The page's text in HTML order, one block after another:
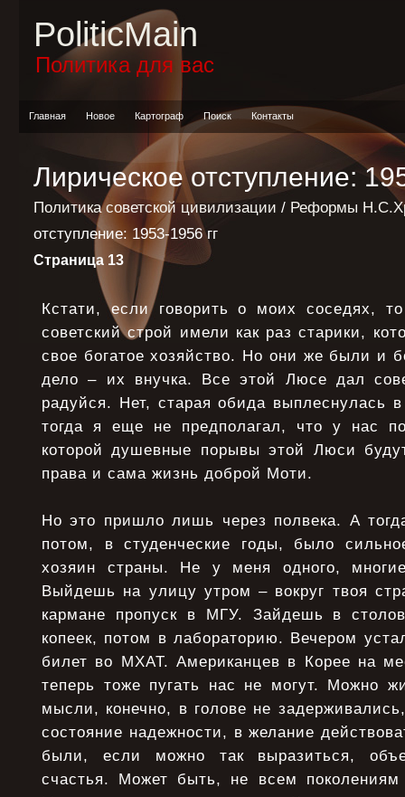
PoliticMain
Политика для вас
Главная Новое Картограф Поиск Контакты
Лирическое отступление:
Политика советской цивилизации / Реформы
отступление: 1953-1956 гг
Страница 13
Кстати, если говорить о моих соседях,
советский строй имели как раз старики,
свое богатое хозяйство. Но они же были и
дело – их внучка. Все этой Люсе дал
радуйся. Нет, старая обида выплеснулась
тогда я еще не предполагал, что у нас
которой душевные порывы этой Люси
права и сама жизнь доброй Моти.
Но это пришло лишь через полвека. А
потом, в студенческие годы, было
хозяин страны. Не у меня одного,
Выйдешь на улицу утром – вокруг твоя
кармане пропуск в МГУ. Зайдешь в
копеек, потом в лабораторию. Вечером
билет во МХАТ. Американцев в Корее на
теперь тоже пугать нас не могут. Можно
мысли, конечно, в голове не
состояние надежности, в желание
были, если можно так выразиться,
счастья. Может быть, не всем поколениям